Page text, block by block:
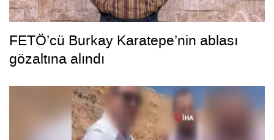
FETÖ’cü Burkay Karatepe’nin ablası
gözaltına alındı